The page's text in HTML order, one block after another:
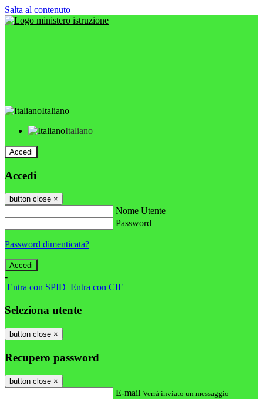
Salta al contenuto
Italiano
Italiano
Accedi
Accedi
button close ×
Nome Utente
Password
Password dimenticata?
-
Entra con SPID Entra con CIE
Seleziona utente
button close ×
Recupero password
button close ×
E-mail Verrà inviato un messaggio